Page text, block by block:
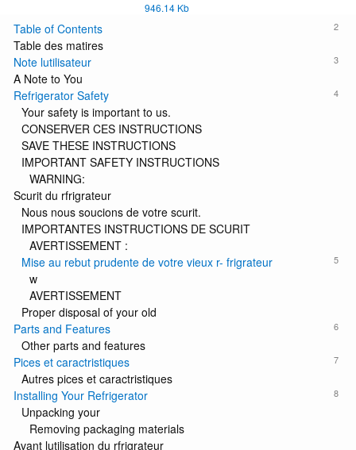
946.14 Kb
2
Table of Contents
Table des matires
3
Note lutilisateur
A Note to You
4
Refrigerator Safety
Your safety is important to us.
CONSERVER CES INSTRUCTIONS
SAVE THESE INSTRUCTIONS
IMPORTANT SAFETY INSTRUCTIONS
WARNING:
Scurit du rfrigrateur
Nous nous soucions de votre scurit.
IMPORTANTES INSTRUCTIONS DE SCURIT
AVERTISSEMENT :
5
Mise au rebut prudente de votre vieux r- frigrateur
w
AVERTISSEMENT
Proper disposal of your old
6
Parts and Features
Other parts and features
7
Pices et caractristiques
Autres pices et caractristiques
8
Installing Your Refrigerator
Unpacking your
Removing packaging materials
Avant lutilisation du rfrigrateur